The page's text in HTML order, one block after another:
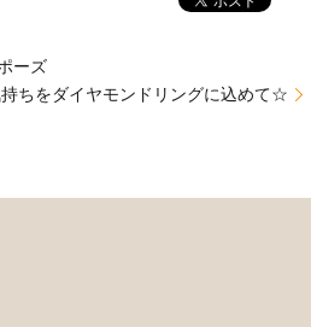
ーズ
ちをダイヤモンドリングに込めて☆